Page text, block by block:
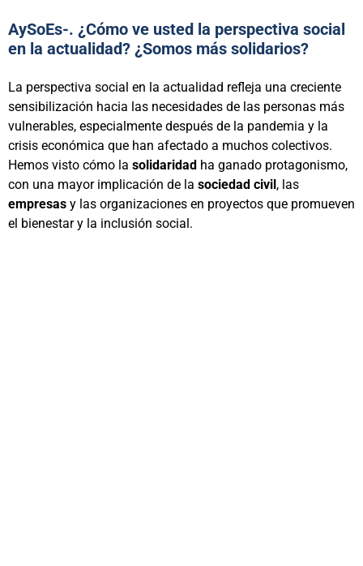
AySoEs-. ¿Cómo ve usted la perspectiva social
en la actualidad? ¿Somos más solidarios?
La perspectiva social en la actualidad refleja una creciente
sensibilización hacia las necesidades de las personas más
vulnerables, especialmente después de la pandemia y la
crisis económica que han afectado a muchos colectivos.
Hemos visto cómo la solidaridad ha ganado protagonismo,
con una mayor implicación de la sociedad civil, las
empresas y las organizaciones en proyectos que promueven
el bienestar y la inclusión social.